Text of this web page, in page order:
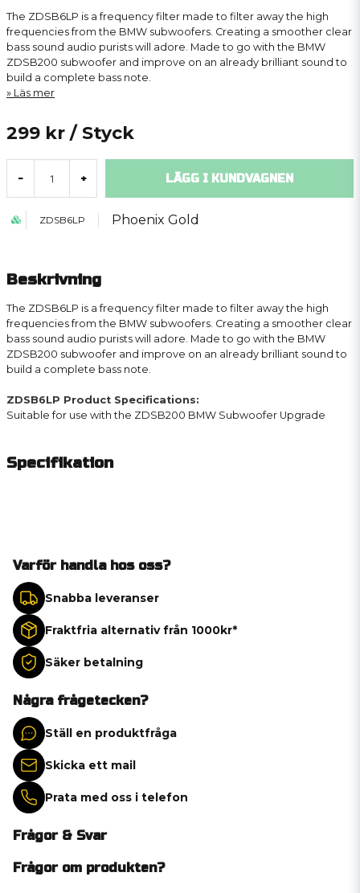
The ZDSB6LP is a frequency filter made to filter away the high
frequencies from the BMW subwoofers. Creating a smoother clear
bass sound audio purists will adore. Made to go with the BMW
ZDSB200 subwoofer and improve on an already brilliant sound to
build a complete bass note.
Läs mer
299 kr / Styck
- + LÄGG I KUNDVAGNEN
ZDSB6LP Phoenix Gold
Beskrivning
The ZDSB6LP is a frequency filter made to filter away the high
frequencies from the BMW subwoofers. Creating a smoother clear
bass sound audio purists will adore. Made to go with the BMW
ZDSB200 subwoofer and improve on an already brilliant sound to
build a complete bass note.
ZDSB6LP Product Specifications:
Suitable for use with the ZDSB200 BMW Subwoofer Upgrade
Specifikation
Varför handla hos oss?
Snabba leveranser
Fraktfria alternativ från 1000kr*
Säker betalning
Några frågetecken?
Ställ en produktfråga
Skicka ett mail
Prata med oss i telefon
Frågor & Svar
Frågor om produkten?